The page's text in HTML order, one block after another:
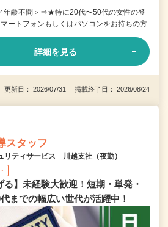
年齢不問＞⇒★特に20代〜50代の女性の登
トフォンもしくはパソコンをお持ちの方
詳細を見る
更新日： 2026/07/31 掲載終了日： 2026/08/24
スタッフ
リティサービス 川越支社（夜勤）
る】未経験大歓迎！短期・単発・
までの幅広い世代が活躍中！